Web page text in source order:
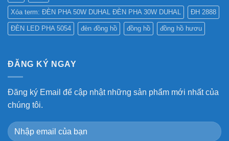
Xóa term: ĐÈN PHA 50W DUHAL ĐÈN PHA 30W DUHAL ĐH 2888
ĐÈN LED PHA 5054 đèn đồng hồ đồng hồ đồng hồ hươu
ĐĂNG KÝ NGAY
Đăng ký Email để cập nhật những sản phẩm mới nhất của
chúng tôi.